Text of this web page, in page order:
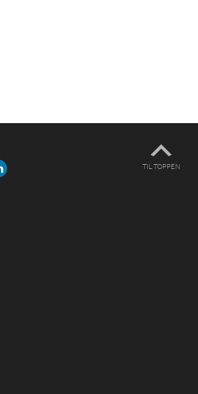
TIL TOPPEN